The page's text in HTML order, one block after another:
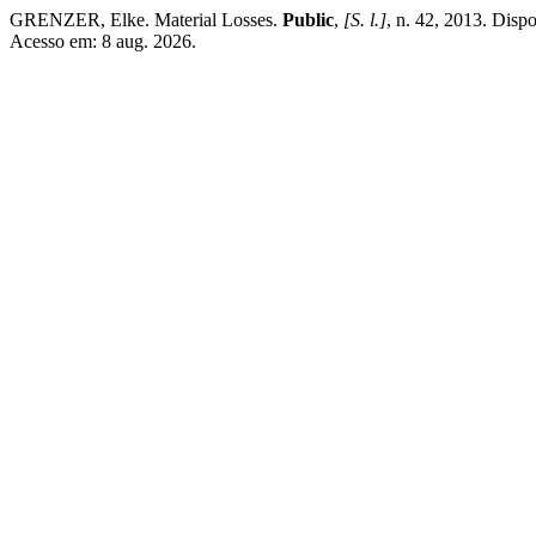
GRENZER, Elke. Material Losses. Public, [S. l.], n. 42, 2013.
Acesso em: 8 aug. 2026.